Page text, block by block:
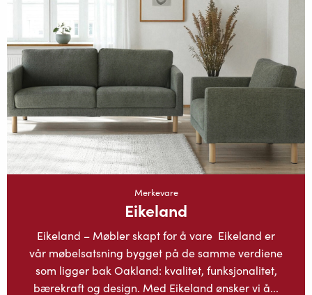
Merkevare
Eikeland
Eikeland – Møbler skapt for å vare Eikeland er
vår møbelsatsning bygget på de samme verdiene
som ligger bak Oakland: kvalitet, funksjonalitet,
bærekraft og design. Med Eikeland ønsker vi å...